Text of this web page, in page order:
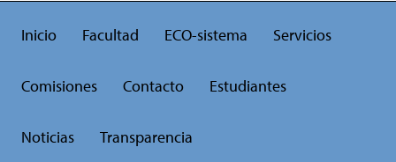
Inicio Facultad ECO-sistema Servicios
Comisiones Contacto Estudiantes
Noticias Transparencia